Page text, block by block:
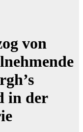
von
in der